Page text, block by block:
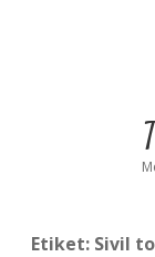
Etiket: Sivil